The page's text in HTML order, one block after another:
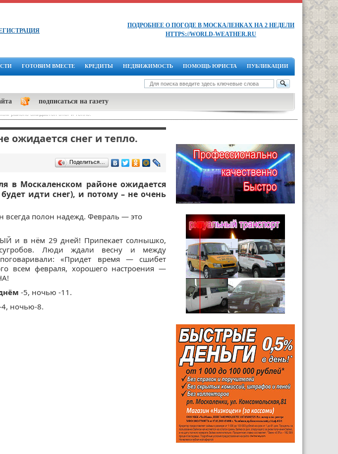
ПОДРОБНЕЕ О ПОГОДЕ В МОСКАЛЕНКАХ НА 2 НЕДЕЛИ
HTTPS://WORLD-WEATHER.RU
ГОТОВИМ ВМЕСТЕ КРЕДИТЫ НЕДВИЖИМОСТЬ ПОМОЩЬ ЮРИСТА ПУБЛИКАЦИИ
подписаться на газету
районе ожидается снег и тепло.
ожидается снег и тепло.
Поделиться…
в Москаленском районе ожидается
идти снег), и потому – не очень
всегда полон надежд. Февраль — это
и в нём 29 дней! Припекает солнышко,
Люди ждали весну и между
«Придет время — сшибет
всем февраля, хорошего настроения —
-5, ночью -11.
ночью-8.